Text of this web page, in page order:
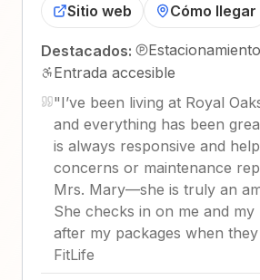
Sitio web Cómo llegar
Destacados:
Entrada accesible
"I’ve been living at Royal
and everything has been
is always responsive and
concerns or maintenance
Mrs. Mary—she is truly an
She checks in on me and my
after my packages when
FitLife